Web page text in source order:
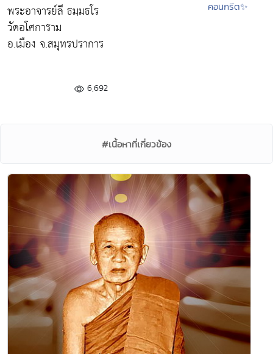
พระอาจารย์ลี ธมฺมธโร
วัดอโศการาม
อ.เมือง จ.สมุทรปราการ
6,692
คอนกรีต✨
#เนื้อหาที่เกี่ยวข้อง